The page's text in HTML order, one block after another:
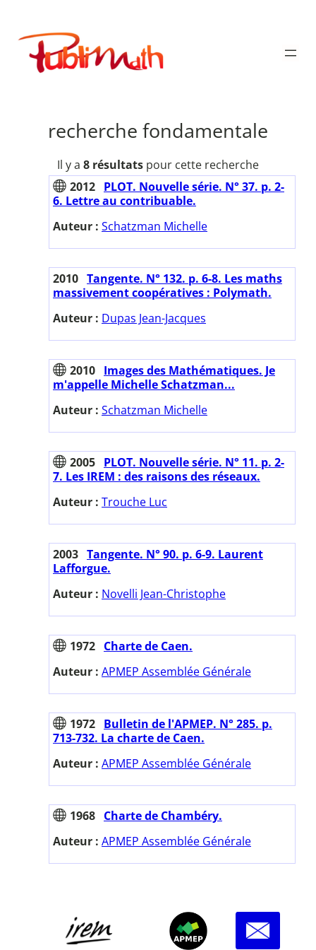
contenu
Publimath
recherche fondamentale
Il y a 8 résultats pour cette recherche
2012 PLOT. Nouvelle série. N° 37. p. 2-
6. Lettre au contribuable.
Auteur : Schatzman Michelle
2010 Tangente. N° 132. p. 6-8. Les maths
massivement coopératives : Polymath.
Auteur : Dupas Jean-Jacques
2010 Images des Mathématiques. Je
m'appelle Michelle Schatzman...
Auteur : Schatzman Michelle
2005 PLOT. Nouvelle série. N° 11. p. 2-
7. Les IREM : des raisons des réseaux.
Auteur : Trouche Luc
2003 Tangente. N° 90. p. 6-9. Laurent
Lafforgue.
Auteur : Novelli Jean-Christophe
1972 Charte de Caen.
Auteur : APMEP Assemblée Générale
1972 Bulletin de l'APMEP. N° 285. p.
713-732. La charte de Caen.
Auteur : APMEP Assemblée Générale
1968 Charte de Chambéry.
Auteur : APMEP Assemblée Générale